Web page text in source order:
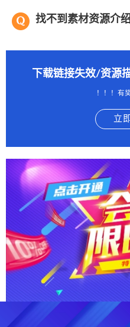
找不到素材资源介
下载链接失效/资源
！！！有
立